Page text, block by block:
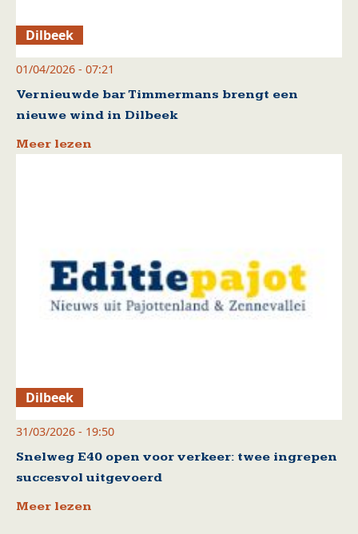
Dilbeek
01/04/2026 - 07:21
Vernieuwde bar Timmermans brengt een
nieuwe wind in Dilbeek
Meer lezen
Dilbeek
31/03/2026 - 19:50
Snelweg E40 open voor verkeer: twee ingrepen
succesvol uitgevoerd
Meer lezen